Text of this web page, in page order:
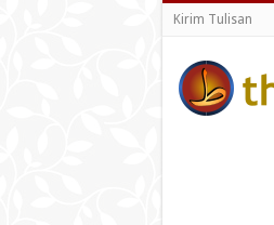
Kirim Tulisan